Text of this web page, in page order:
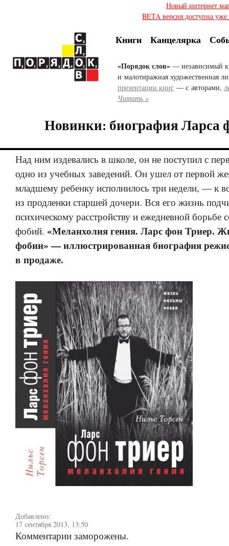
Новый интернет
BETA версия доступна
Книги Канцелярка
«Порядок слов» — независимый
и малотиражная художественная
презентации книг — с авторами,
Читать »
Новинки: биография Ларса
Над ним издевались в школе, он не поступил с
одно из учебных заведений. Он ушел от первой
младшему ребенку исполнилось три недели, — к
из продленки старшей дочери. Вся его жизнь
психическому расстройству и ежедневной борьбе
фобий. «Меланхолия гения. Ларс фон Триер.
фобии» — иллюстрированная биография
в продаже.
Добавлено:
17 сентября 2013, 13:50
Комментарии заморожены.